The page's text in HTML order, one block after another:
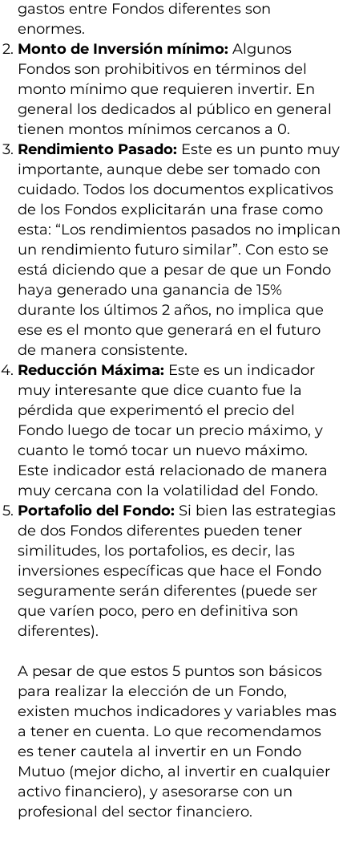
gastos entre Fondos diferentes son
enormes.
Monto de Inversión mínimo: Algunos
Fondos son prohibitivos en términos del
monto mínimo que requieren invertir. En
general los dedicados al público en general
tienen montos mínimos cercanos a 0.
Rendimiento Pasado: Este es un punto muy
importante, aunque debe ser tomado con
cuidado. Todos los documentos explicativos
de los Fondos explicitarán una frase como
esta: “Los rendimientos pasados no implican
un rendimiento futuro similar”. Con esto se
está diciendo que a pesar de que un Fondo
haya generado una ganancia de 15%
durante los últimos 2 años, no implica que
ese es el monto que generará en el futuro
de manera consistente.
Reducción Máxima: Este es un indicador
muy interesante que dice cuanto fue la
pérdida que experimentó el precio del
Fondo luego de tocar un precio máximo, y
cuanto le tomó tocar un nuevo máximo.
Este indicador está relacionado de manera
muy cercana con la volatilidad del Fondo.
Portafolio del Fondo: Si bien las estrategias
de dos Fondos diferentes pueden tener
similitudes, los portafolios, es decir, las
inversiones específicas que hace el Fondo
seguramente serán diferentes (puede ser
que varíen poco, pero en definitiva son
diferentes).
A pesar de que estos 5 puntos son básicos
para realizar la elección de un Fondo,
existen muchos indicadores y variables mas
a tener en cuenta. Lo que recomendamos
es tener cautela al invertir en un Fondo
Mutuo (mejor dicho, al invertir en cualquier
activo financiero), y asesorarse con un
profesional del sector financiero.